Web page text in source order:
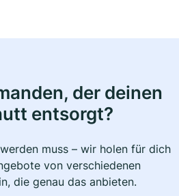
der deinen
entsorgt?
muss – wir holen für dich
von verschiedenen
die genau das anbieten.